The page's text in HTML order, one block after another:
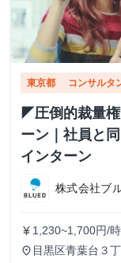
東京都 コンサルタ
◤圧倒的裁量
ーン｜社員と
インターン
株式会社ブ
currency_yen
place 目黒区青葉台３